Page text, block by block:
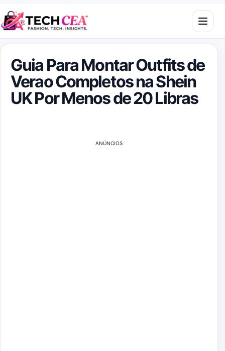
Skip to content
Open
Guia Para Montar Outfits de
Verao Completos na Shein
UK Por Menos de 20 Libras
ANÚNCIOS